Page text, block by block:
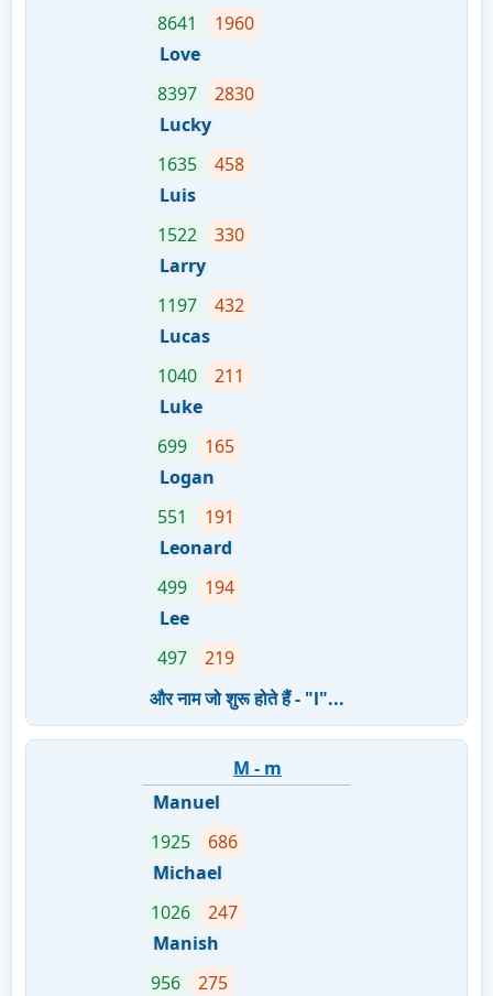
8641
1960
Love
8397
2830
Lucky
1635
458
Luis
1522
330
Larry
1197
432
Lucas
1040
211
Luke
699
165
Logan
551
191
Leonard
499
194
Lee
497
219
और नाम जो शुरू होते हैं - "l"...
M - m
Manuel
1925
686
Michael
1026
247
Manish
956
275